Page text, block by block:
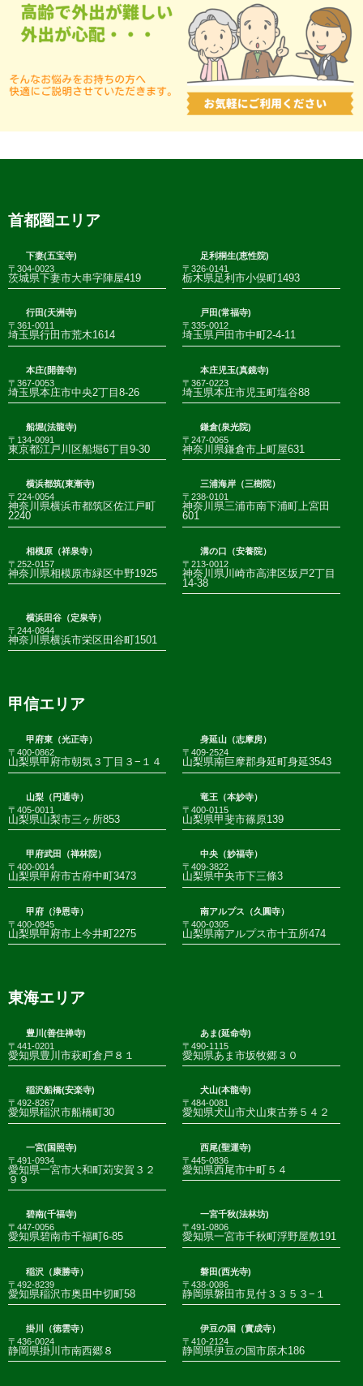
首都圏エリア
下妻(五宝寺)
〒304-0023
茨城県下妻市大串字陣屋419
足利桐生(恵性院)
〒326-0141
栃木県足利市小俣町1493
行田(天洲寺)
〒361-0011
埼玉県行田市荒木1614
戸田(常福寺)
〒335-0012
埼玉県戸田市中町2-4-11
本庄(開善寺)
〒367-0053
埼玉県本庄市中央2丁目8-26
本庄児玉(真鏡寺)
〒367-0223
埼玉県本庄市児玉町塩谷88
船堀(法龍寺)
〒134-0091
東京都江戸川区船堀6丁目9-30
鎌倉(泉光院)
〒247-0065
神奈川県鎌倉市上町屋631
横浜都筑(東漸寺)
〒224-0054
神奈川県横浜市都筑区佐江戸町
2240
三浦海岸（三樹院）
〒238-0101
神奈川県三浦市南下浦町上宮田
601
相模原（祥泉寺）
〒252-0157
神奈川県相模原市緑区中野1925
溝の口（安養院）
〒213-0012
神奈川県川崎市高津区坂戸2丁目
14-38
横浜田谷（定泉寺）
〒244-0844
神奈川県横浜市栄区田谷町1501
甲信エリア
甲府東（光正寺）
〒400-0862
山梨県甲府市朝気３丁目３−１４
身延山（志摩房）
〒409-2524
山梨県南巨摩郡身延町身延3543
山梨（円通寺）
〒405-0011
山梨県山梨市三ヶ所853
竜王（本妙寺）
〒400-0115
山梨県甲斐市篠原139
甲府武田（禅林院）
〒400-0014
山梨県甲府市古府中町3473
中央（妙福寺）
〒409-3822
山梨県中央市下三條3
甲府（浄恩寺）
〒400-0845
山梨県甲府市上今井町2275
南アルプス（久圓寺）
〒400-0305
山梨県南アルプス市十五所474
東海エリア
豊川(善住禅寺)
〒441-0201
愛知県豊川市萩町倉戸８１
あま(延命寺)
〒490-1115
愛知県あま市坂牧郷３０
稲沢船橋(安楽寺)
〒492-8267
愛知県稲沢市船橋町30
犬山(本龍寺)
〒484-0081
愛知県犬山市犬山東古券５４２
一宮(国照寺)
〒491-0934
愛知県一宮市大和町苅安賀３２
９９
西尾(聖運寺)
〒445-0836
愛知県西尾市中町５４
碧南(千福寺)
〒447-0056
愛知県碧南市千福町6-85
一宮千秋(法林坊)
〒491-0806
愛知県一宮市千秋町浮野屋敷191
稲沢（康勝寺）
〒492-8239
愛知県稲沢市奥田中切町58
磐田(西光寺)
〒438-0086
静岡県磐田市見付３３５３−１
掛川（徳雲寺）
〒436-0024
静岡県掛川市南西郷８
伊豆の国（實成寺）
〒410-2124
静岡県伊豆の国市原木186